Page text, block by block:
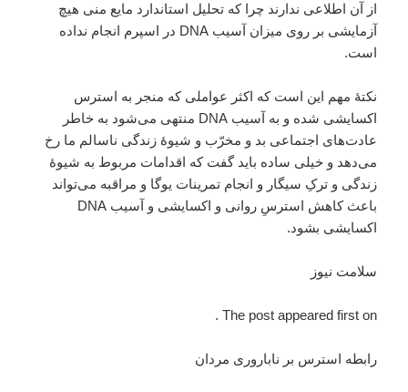
از آن اطلاعی ندارند چرا که تحلیل استاندارد مایع منی هیچ
آزمایشی بر روی میزان آسیب DNA در اسپرم انجام نداده
است.
نکتهٔ مهم این است که اکثر عواملی که منجر به استرس
اکسایشی شده و به آسیب DNA منتهی می‌شود به خاطر
عادت‌های اجتماعی بد و مخرّب و شیوهٔ زندگی ناسالم ما رخ
می‌دهد و خیلی ساده باید گفت که اقدامات مربوط به شیوهٔ
زندگی و ترکِ سیگار و انجام تمرینات یوگا و مراقبه می‌تواند
باعث کاهش استرسِ روانی و اکسایشی و آسیب DNA
اکسایشی بشود.
سلامت نیوز
The post appeared first on .
رابطه استرس بر ناباروری مردان